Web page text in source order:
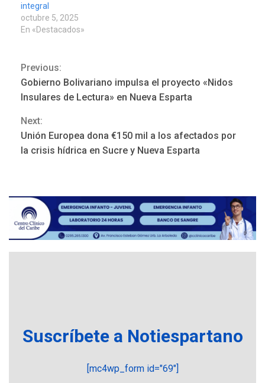
integral
octubre 5, 2025
En «Destacados»
Continue
Reading
Previous:
Gobierno Bolivariano impulsa el proyecto «Nidos
Insulares de Lectura» en Nueva Esparta
Next:
Unión Europea dona €150 mil a los afectados por
la crisis hídrica en Sucre y Nueva Esparta
Suscríbete a Notiespartano
[mc4wp_form id="69"]
3
Funsone benefició a 46
personas con la entrega de
La falta de agua pueden
problema de orden público
REGIONALES ÚLTIMA HORA
Alcaldía de Mariño climatiza
Núcleo del Sistema de
6
evalúa financiamiento obras
post-sismos
LATINOAMÉRICA Y CARIBE